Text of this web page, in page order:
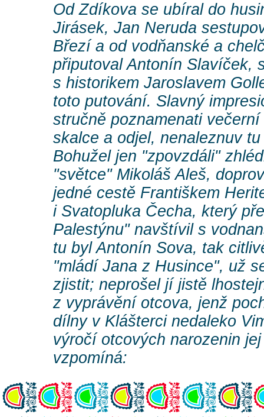
Od Zdíkova se ubíral do
Jirásek, Jan Neruda
Březí a od vodňanské a
připutoval Antonín Slavíček,
s historikem Jaroslavem
toto putování. Slavný
stručně poznamenati
skalce a odjel, nenaleznuv
Bohužel jen "zpovzdáli"
"světce" Mikoláš Aleš,
jedné cestě Františkem
i Svatopluka Čecha, který
Palestýnu" navštívil s
tu byl Antonín Sova, tak
"mládí Jana z Husince", už
zjistit; neprošel jí jistě
z vyprávění otcova, jenž
dílny v Klášterci nedaleko
výročí otcových narozenin
vzpomíná: